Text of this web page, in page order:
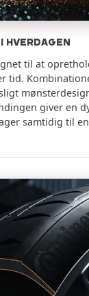
HVERDAGEN
til at
tid.
giver en
samtidig til